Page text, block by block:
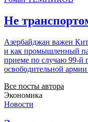
Не
Азербайджан важен
и как промышленный
приеме по случаю 99-й
освободительной
Все посты автора
Экономика
Новости